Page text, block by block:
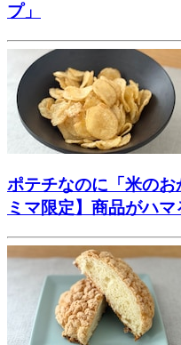
プ」
ポテチなのに「米の
ミマ限定】商品がハマ